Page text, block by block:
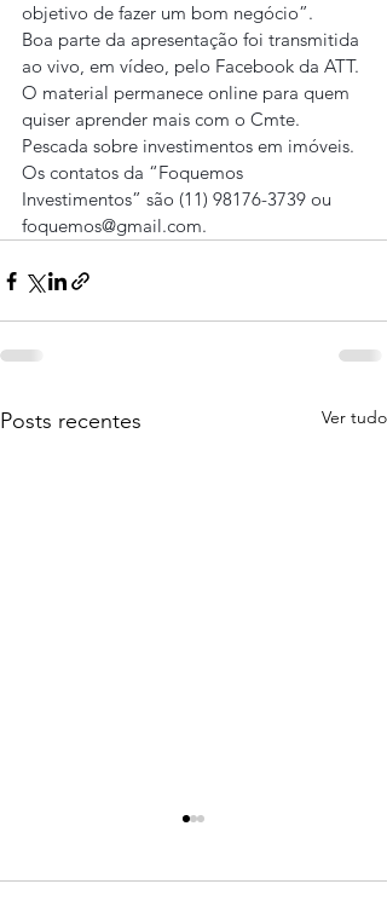
objetivo de fazer um bom negócio”.
Boa parte da apresentação foi transmitida
ao vivo, em vídeo, pelo Facebook da ATT.
O material permanece online para quem
quiser aprender mais com o Cmte.
Pescada sobre investimentos em imóveis.
Os contatos da “Foquemos
Investimentos” são (11) 98176-3739 ou
foquemos@gmail.com.
Posts recentes Ver tudo